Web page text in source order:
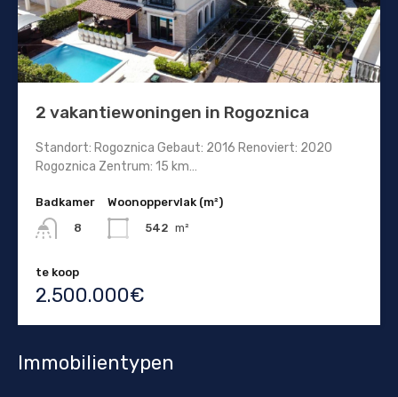
2 vakantiewoningen in Rogoznica
Standort: Rogoznica Gebaut: 2016 Renoviert: 2020
Rogoznica Zentrum: 15 km…
Badkamer
8
Woonoppervlak (m²)
542 m²
te koop
2.500.000€
Immobilientypen